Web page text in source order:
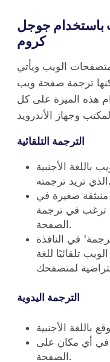
باستخدام جوجل
كروم
الويب ويأتي
ترجمة صفحة ويب
هذه الميزة على كل
الترجمة التلقائية
باللغة الأجنبية
الذي تريد ترجمته.
منبثقة صغيرة في
ترغب في ترجمة
الصفحة.
في النافذة
تلقائيًا للغة
الترجمة اليدوية
في أي مكان على
الصفحة.